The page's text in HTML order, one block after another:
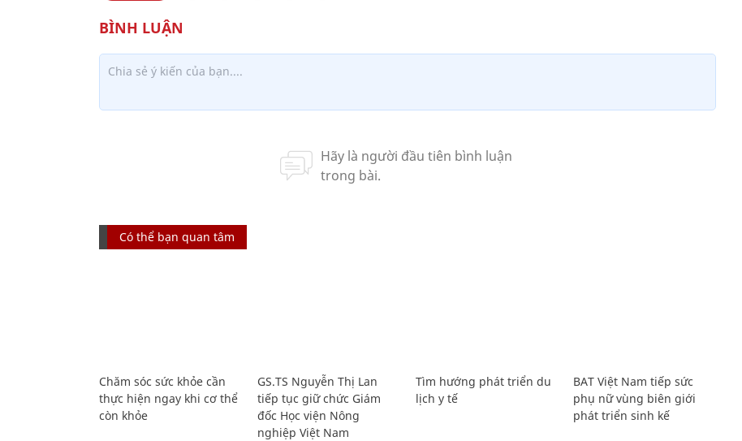
Có thể bạn quan tâm
Chăm sóc sức khỏe cần
thực hiện ngay khi cơ thể
còn khỏe
GS.TS Nguyễn Thị Lan
tiếp tục giữ chức Giám
đốc Học viện Nông
nghiệp Việt Nam
Tìm hướng phát triển du
lịch y tế
BAT Việt Nam tiếp sức
phụ nữ vùng biên giới
phát triển sinh kế